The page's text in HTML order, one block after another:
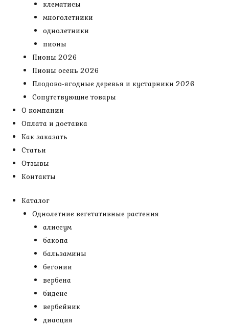
клематисы
многолетники
однолетники
пионы
Пионы 2026
Пионы осень 2026
Плодово-ягодные деревья и кустарники 2026
Сопутствующие товары
О компании
Оплата и доставка
Как заказать
Статьи
Отзывы
Контакты
Каталог
Однолетние вегетативные растения
алиссум
бакопа
бальзамины
бегонии
вербена
биденс
вербейник
диасция